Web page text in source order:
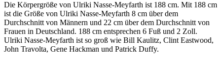
Die Körpergröße von Ulriki Nasse-Meyfarth ist 188 cm. Mit 188 cm
ist die Größe von Ulriki Nasse-Meyfarth 8 cm über dem
Durchschnitt von Männern und 22 cm über dem Durchschnitt von
Frauen in Deutschland. 188 cm entsprechen 6 Fuß und 2 Zoll.
Ulriki Nasse-Meyfarth ist so groß wie Bill Kaulitz, Clint Eastwood,
John Travolta, Gene Hackman und Patrick Duffy.